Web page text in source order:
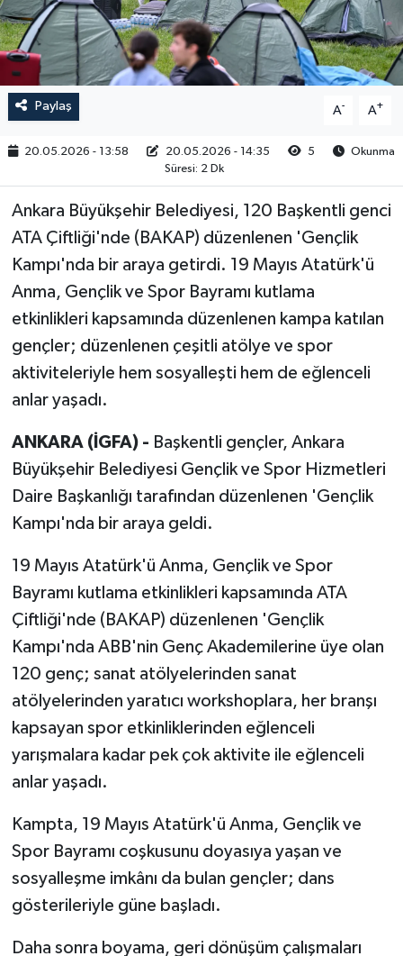
Paylaş A- A+
20.05.2026 - 13:58 20.05.2026 - 14:35 5
Okunma
Süresi: 2 Dk
Ankara Büyükşehir Belediyesi, 120 Başkentli genci
ATA Çiftliği'nde (BAKAP) düzenlenen 'Gençlik
Kampı'nda bir araya getirdi. 19 Mayıs Atatürk'ü
Anma, Gençlik ve Spor Bayramı kutlama
etkinlikleri kapsamında düzenlenen kampa katılan
gençler; düzenlenen çeşitli atölye ve spor
aktiviteleriyle hem sosyalleşti hem de eğlenceli
anlar yaşadı.
ANKARA (İGFA) - Başkentli gençler, Ankara
Büyükşehir Belediyesi Gençlik ve Spor Hizmetleri
Daire Başkanlığı tarafından düzenlenen 'Gençlik
Kampı'nda bir araya geldi.
19 Mayıs Atatürk'ü Anma, Gençlik ve Spor
Bayramı kutlama etkinlikleri kapsamında ATA
Çiftliği'nde (BAKAP) düzenlenen 'Gençlik
Kampı'nda ABB'nin Genç Akademilerine üye olan
120 genç; sanat atölyelerinden sanat
atölyelerinden yaratıcı workshoplara, her branşı
kapsayan spor etkinliklerinden eğlenceli
yarışmalara kadar pek çok aktivite ile eğlenceli
anlar yaşadı.
Kampta, 19 Mayıs Atatürk'ü Anma, Gençlik ve
Spor Bayramı coşkusunu doyasıya yaşan ve
sosyalleşme imkânı da bulan gençler; dans
gösterileriyle güne başladı.
Daha sonra boyama, geri dönüşüm çalışmaları
RESMİ İLAN